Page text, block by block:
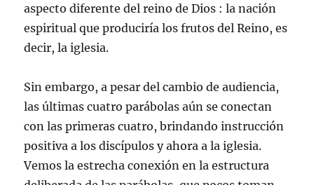
aspecto diferente del reino de Dios : la nación
espiritual que produciría los frutos del Reino, es
decir, la iglesia.
Sin embargo, a pesar del cambio de audiencia,
las últimas cuatro parábolas aún se conectan
con las primeras cuatro, brindando instrucción
positiva a los discípulos y ahora a la iglesia.
Vemos la estrecha conexión en la estructura